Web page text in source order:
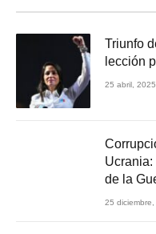
Triunfo
lección
25 abril, 2025
de la
25 diciembre,